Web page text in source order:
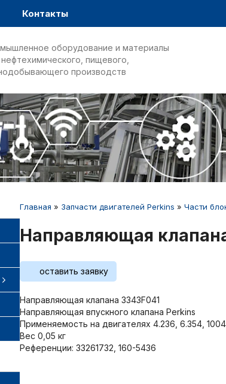
Контакты
оборудование и материалы
пищевого,
производств
Главная » Запчасти двигателей Perkins » Части
Направляющая
оставить заявку
Направляющая клапана 3343F041
Направляющая впускного клапана Perkins
Применяемость на двигателях 4.236, 6.354,
Вес 0,05 кг
Референции: 33261732, 160-5436